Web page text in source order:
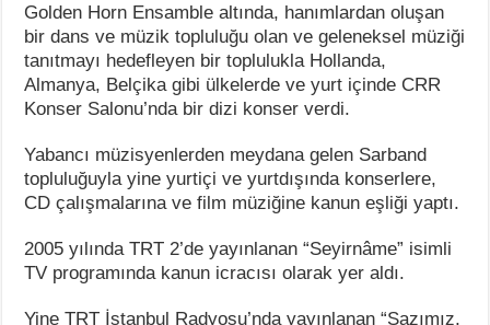
Golden Horn Ensamble altında, hanımlardan oluşan
bir dans ve müzik topluluğu olan ve geleneksel müziği
tanıtmayı hedefleyen bir toplulukla Hollanda,
Almanya, Belçika gibi ülkelerde ve yurt içinde CRR
Konser Salonu’nda bir dizi konser verdi.
Yabancı müzisyenlerden meydana gelen Sarband
topluluğuyla yine yurtiçi ve yurtdışında konserlere,
CD çalışmalarına ve film müziğine kanun eşliği yaptı.
2005 yılında TRT 2’de yayınlanan “Seyirnâme” isimli
TV programında kanun icracısı olarak yer aldı.
Yine TRT İstanbul Radyosu’nda yayınlanan “Sazımız,